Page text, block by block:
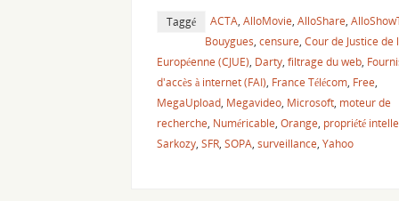
Taggé ACTA AlloMovie AlloShare
Bouygues censure Cour de Justice de
Européenne (CJUE) Darty filtrage du web
d'accès à internet (FAI) France Télécom Free
MegaUpload Megavideo Microsoft moteur de
recherche Numéricable Orange propriété
Sarkozy SFR SOPA surveillance Yahoo